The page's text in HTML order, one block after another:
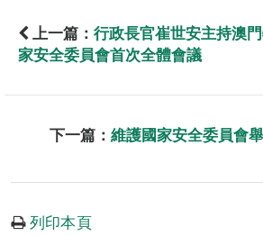
上一篇： 行政長官崔世安主持澳
家安全委員會首次全體會議
下一篇： 維護國家安全委員會
列印本頁